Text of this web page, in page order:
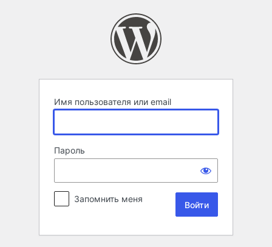
Имя пользователя или email
Пароль
Запомнить меня